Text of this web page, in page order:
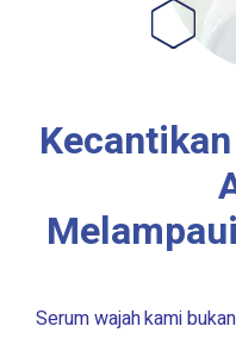
Serum wajah kami